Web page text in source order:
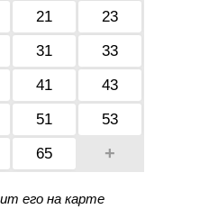
21
23
31
33
41
43
51
53
65 +
его на карте